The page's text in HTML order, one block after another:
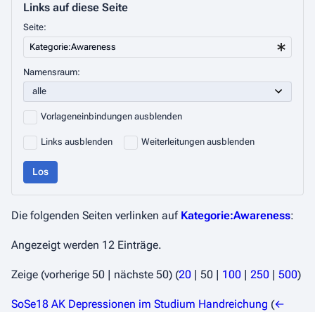
Links auf diese Seite
Seite:
Namensraum:
Vorlageneinbindungen ausblenden
Links ausblenden Weiterleitungen ausblenden
Los
Die folgenden Seiten verlinken auf Kategorie:Awareness:
Angezeigt werden 12 Einträge.
Zeige (vorherige 50 nächste 50) (20 50 100 250 500)
SoSe18 AK Depressionen im Studium Handreichung (←